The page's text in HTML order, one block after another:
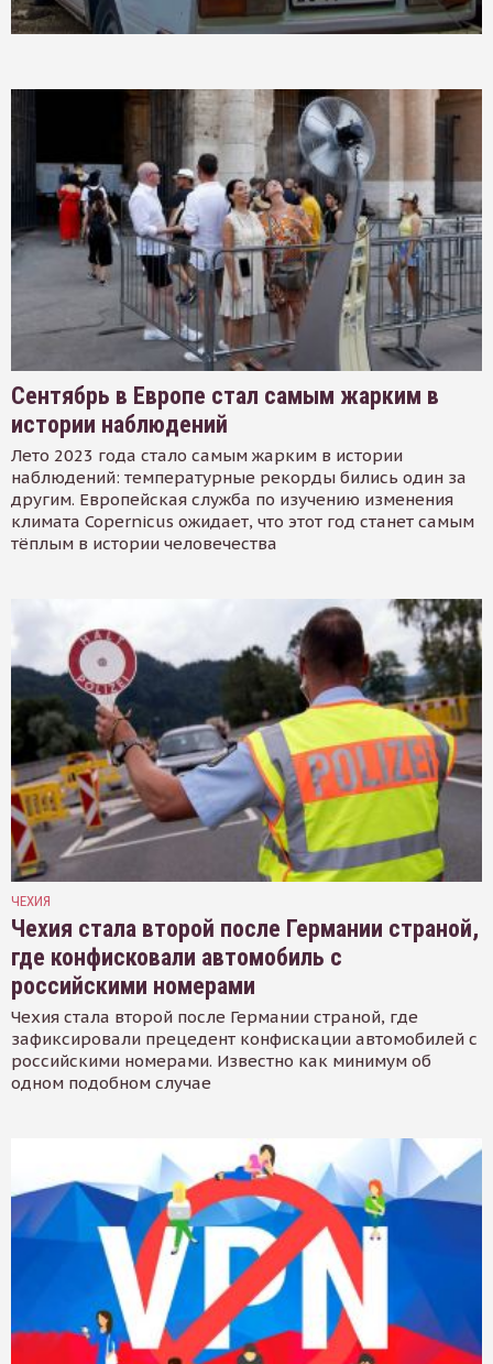
Сентябрь в Европе стал самым жарким в
истории наблюдений
Лето 2023 года стало самым жарким в истории
наблюдений: температурные рекорды бились один за
другим. Европейская служба по изучению изменения
климата Copernicus ожидает, что этот год станет самым
тёплым в истории человечества
ЧЕХИЯ
Чехия стала второй после Германии страной,
где конфисковали автомобиль с
российскими номерами
Чехия стала второй после Германии страной, где
зафиксировали прецедент конфискации автомобилей с
российскими номерами. Известно как минимум об
одном подобном случае